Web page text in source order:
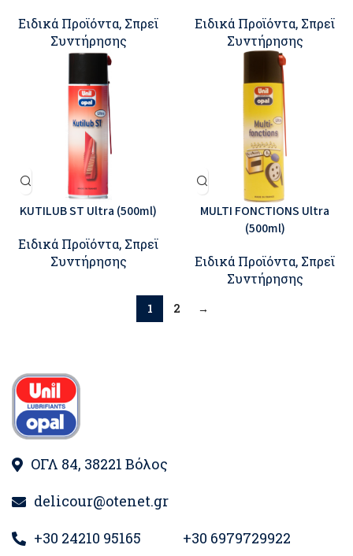
Ειδικά Προϊόντα, Σπρεϊ
Συντήρησης
Ειδικά Προϊόντα, Σπρεϊ
Συντήρησης
KUTILUB ST Ultra (500ml)
Ειδικά Προϊόντα, Σπρεϊ
Συντήρησης
MULTI FONCTIONS Ultra
(500ml)
Ειδικά Προϊόντα, Σπρεϊ
Συντήρησης
1 2 →
ΟΓΛ 84, 38221 Βόλος
delicour@otenet.gr
+30 24210 95165
+30 6979729922